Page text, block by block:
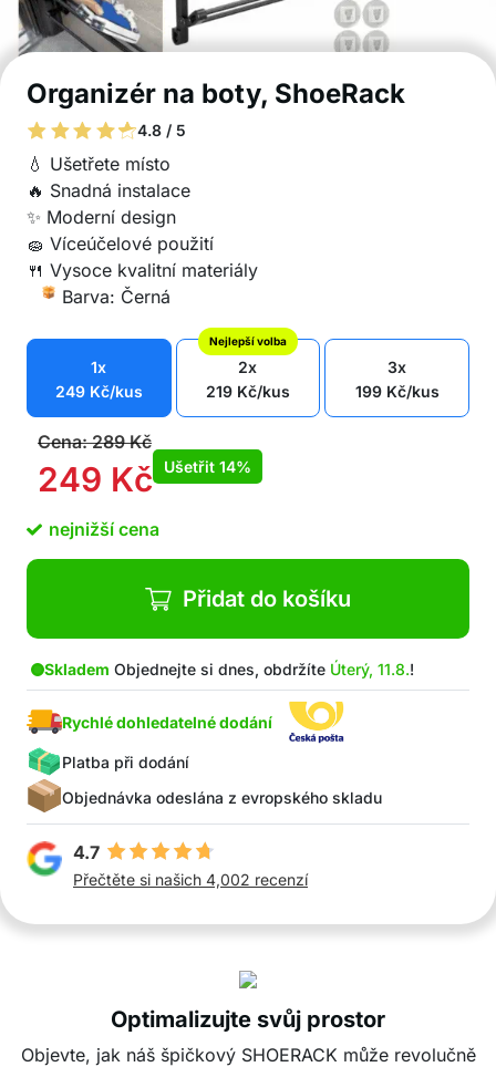
Organizér na boty, ShoeRack
4.8 / 5
💧 Ušetřete místo
🔥 Snadná instalace
✨ Moderní design
🧽 Víceúčelové použití
🍴 Vysoce kvalitní materiály
Barva: Černá
1x
249 Kč/kus
Nejlepší volba
2x
219 Kč/kus
3x
199 Kč/kus
Cena:289Kč
249 Kč Ušetřit 14%
nejnižší cena
Přidat do košíku
Skladem Objednejte si dnes, obdržíte Úterý, 11.8.!
Rychlé dohledatelné dodání
Platba při dodání
Objednávka odeslána z evropského skladu
4.7
Přečtěte si našich 4,002 recenzí
Optimalizujte svůj prostor
Objevte, jak náš špičkový SHOERACK může revolučně